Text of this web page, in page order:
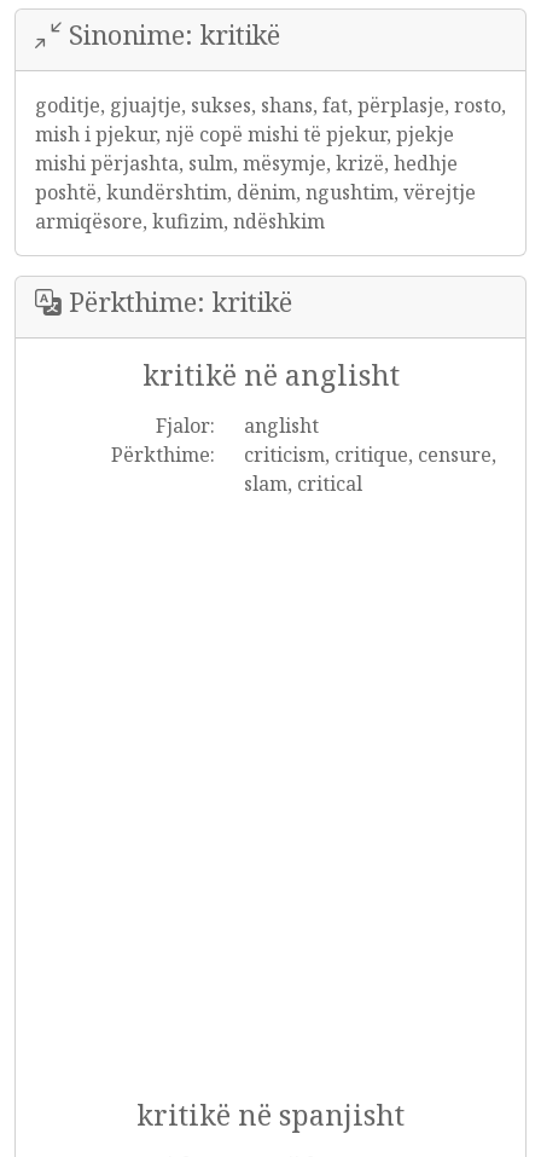
Sinonime: kritikë
goditje, gjuajtje, sukses, shans, fat, përplasje, rosto,
mish i pjekur, një copë mishi të pjekur, pjekje
mishi përjashta, sulm, mësymje, krizë, hedhje
poshtë, kundërshtim, dënim, ngushtim, vërejtje
armiqësore, kufizim, ndëshkim
Përkthime: kritikë
kritikë në anglisht
Fjalor:
anglisht
Përkthime:
criticism, critique, censure,
slam, critical
kritikë në spanjisht